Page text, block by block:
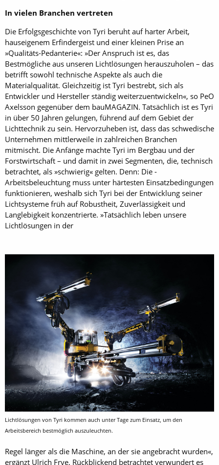
In vielen Branchen vertreten
Die Erfolgsgeschichte von Tyri beruht auf harter Arbeit,
hauseigenem Erfindergeist und einer kleinen Prise an
»Qualitäts-Pedanterie«: »Der Anspruch ist es, das
Bestmögliche aus unseren Lichtlösungen herauszuholen – das
betrifft sowohl technische Aspekte als auch die
Materialqualität. Gleichzeitig ist Tyri bestrebt, sich als
Entwickler und Hersteller ständig weiterzuentwickeln«, so PeO
Axelsson gegenüber dem bauMAGAZIN. Tatsächlich ist es Tyri
in über 50 Jahren gelungen, führend auf dem Gebiet der
Lichttechnik zu sein. Hervorzuheben ist, dass das schwedische
Unternehmen mittlerweile in zahlreichen Branchen
mitmischt. Die Anfänge machte Tyri im Bergbau und der
Forstwirtschaft – und damit in zwei Segmenten, die, technisch
betrachtet, als »schwierig« gelten. Denn: Die ­
Arbeitsbeleuchtung muss unter härtesten Einsatzbedingungen
funktionieren, weshalb sich Tyri bei der Entwicklung seiner
Lichtsysteme früh auf Robustheit, Zuverlässigkeit und
Langlebigkeit konzentrierte. »Tatsächlich leben unsere
Lichtlösungen in der
Lichtlösungen von Tyri kommen auch unter Tage zum Einsatz, um den
Arbeitsbereich bestmöglich auszuleuchten.
Regel länger als die Maschine, an der sie angebracht wurden«,
ergänzt Ulrich Frye. Rückblickend betrachtet verwundert es